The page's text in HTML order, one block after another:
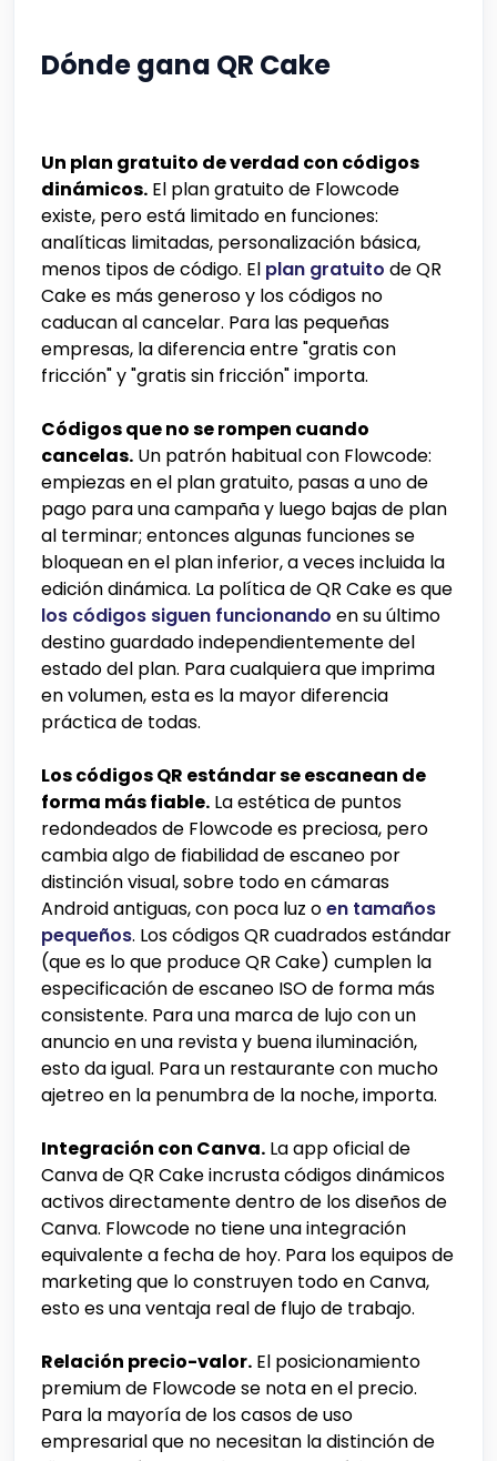
Dónde gana QR Cake
Un plan gratuito de verdad con códigos
dinámicos. El plan gratuito de Flowcode
existe, pero está limitado en funciones:
analíticas limitadas, personalización básica,
menos tipos de código. El plan gratuito de QR
Cake es más generoso y los códigos no
caducan al cancelar. Para las pequeñas
empresas, la diferencia entre "gratis con
fricción" y "gratis sin fricción" importa.
Códigos que no se rompen cuando
cancelas. Un patrón habitual con Flowcode:
empiezas en el plan gratuito, pasas a uno de
pago para una campaña y luego bajas de plan
al terminar; entonces algunas funciones se
bloquean en el plan inferior, a veces incluida la
edición dinámica. La política de QR Cake es que
los códigos siguen funcionando en su último
destino guardado independientemente del
estado del plan. Para cualquiera que imprima
en volumen, esta es la mayor diferencia
práctica de todas.
Los códigos QR estándar se escanean de
forma más fiable. La estética de puntos
redondeados de Flowcode es preciosa, pero
cambia algo de fiabilidad de escaneo por
distinción visual, sobre todo en cámaras
Android antiguas, con poca luz oen tamaños
pequeños. Los códigos QR cuadrados estándar
(que es lo que produce QR Cake) cumplen la
especificación de escaneo ISO de forma más
consistente. Para una marca de lujo con un
anuncio en una revista y buena iluminación,
esto da igual. Para un restaurante con mucho
ajetreo en la penumbra de la noche, importa.
Integración con Canva. La app oficial de
Canva de QR Cake incrusta códigos dinámicos
activos directamente dentro de los diseños de
Canva. Flowcode no tiene una integración
equivalente a fecha de hoy. Para los equipos de
marketing que lo construyen todo en Canva,
esto es una ventaja real de flujo de trabajo.
Relación precio-valor. El posicionamiento
premium de Flowcode se nota en el precio.
Para la mayoría de los casos de uso
empresarial que no necesitan la distinción de